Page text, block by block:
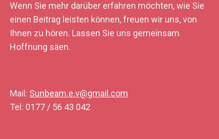
Wenn Sie mehr darüber erfahren möchten, wie Sie
einen Beitrag leisten können, freuen wir uns, von
Ihnen zu hören. Lassen Sie uns gemeinsam
Hoffnung säen.
Mail: Sunbeam.e.v@gmail.com
Tel: 0177 / 56 43 042